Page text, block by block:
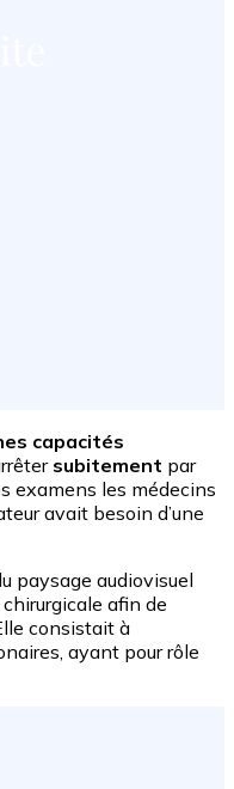
capacités
subitement par
examens les médecins
avait besoin d’une
paysage audiovisuel
afin de
consistait à
ayant pour rôle